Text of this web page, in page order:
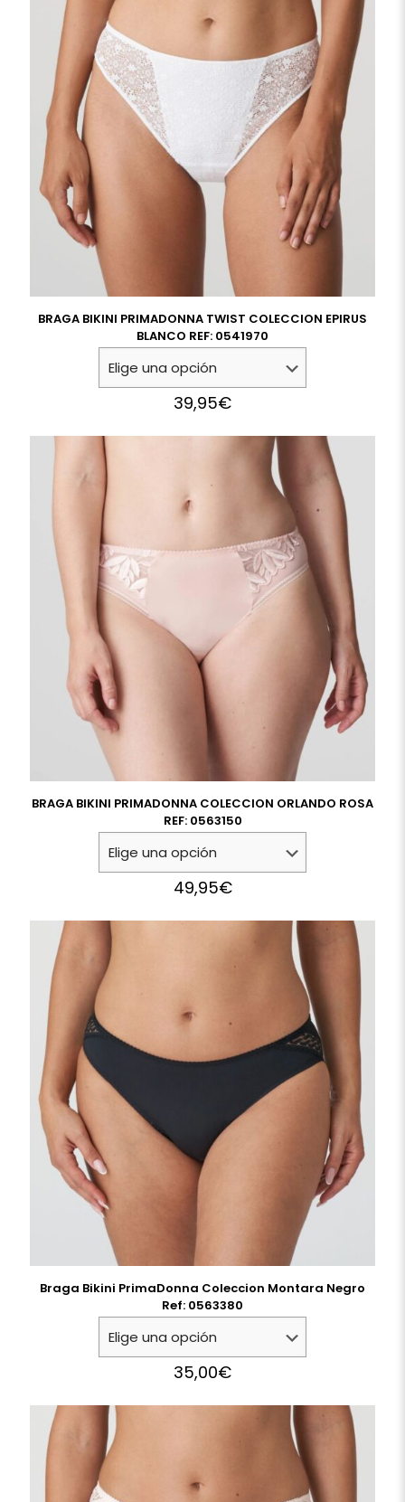
BRAGA BIKINI PRIMADONNA TWIST COLECCION EPIRUS
BLANCO REF: 0541970
39,95€
BRAGA BIKINI PRIMADONNA COLECCION ORLANDO ROSA
REF: 0563150
49,95€
Braga Bikini PrimaDonna Coleccion Montara Negro
Ref: 0563380
35,00€